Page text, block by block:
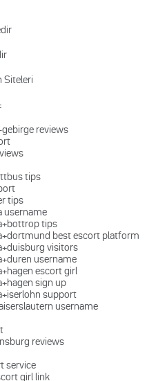
Siteleri
reviews
tips
tips
username
tips
best escort platform
visitors
username
escort girl
sign up
support
username
reviews
service
girl link